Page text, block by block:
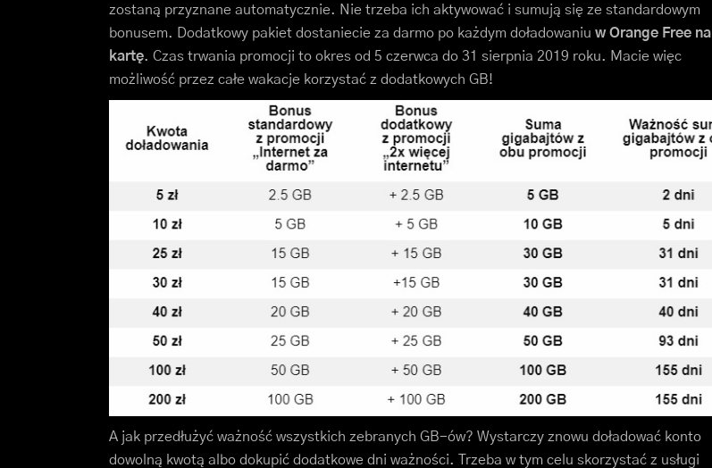
zostaną przyznane automatycznie. Nie trzeba ich aktywować i sumują się ze standardowym
bonusem. Dodatkowy pakiet dostaniecie za darmo po każdym doładowaniu w Orange Free na
kartę. Czas trwania promocji to okres od 5 czerwca do 31 sierpnia 2019 roku. Macie więc
możliwość przez całe wakacje korzystać z dodatkowych GB!
A jak przedłużyć ważność wszystkich zebranych GB-ów? Wystarczy znowu doładować konto
dowolną kwotą albo dokupić dodatkowe dni ważności. Trzeba w tym celu skorzystać z usługi